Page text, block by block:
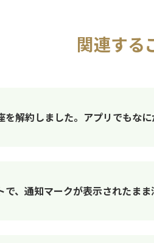
関連する
解約しました。アプリでもな
、通知マークが表示されたま